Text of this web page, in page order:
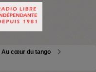
Au cœur du tango